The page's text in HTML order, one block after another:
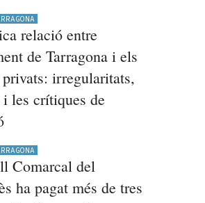
relació entre
de Tarragona i els
irregularitats,
les crítiques de
Comarcal del
ha pagat més de tres